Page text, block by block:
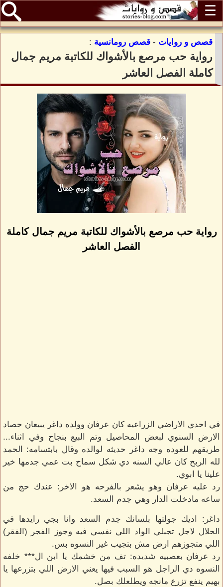
☰
قصص و روايات - قصص رومانسية :
رواية حب مرصع بالأشواك للكاتبة مريم جمال
كاملة الفصل العاشر
رواية حب مرصع بالأشواك للكاتبة مريم جمال كاملة
الفصل العاشر
في احدي الاراضي الزراعيه كان عرفان وولده داغر يبيعان حصاد
الارض السنوي لبعض المحاصيل وتم البيع بنجاح وفي اثناء...
طريقهم للعوده وجه داغر حديثه لوالده وقال بابتسامه: الحمد
لله الربح كان عالي السنه دي شكل سماح بت عمي جدمها خير
علينا يا ابوي.
رد عليه عرفان وهو يشعر بالفرحه هو الاخر: عندك حج من
ساعه مادخلت الدار وهي جدم السعد.
داغر: اديك جولتها بلسانك جدم السعد وانا بجي رايدها في
الحلال لاجل تجبلي الواد اللي نفسي فيه وجوز الفجر (الفقر)
اللي متجوزهم ارض مش بتجيب غير النسوه بس.
رد عرفان بعصبيه شديده: تف من خشمك يا ابن ال*** خلفه
النسوه دي الراجل هو السبب فيها يعني الارض اللي بتزرعها يا
بهيم ينفع تزرع مانجه ويطلعلك بصل.